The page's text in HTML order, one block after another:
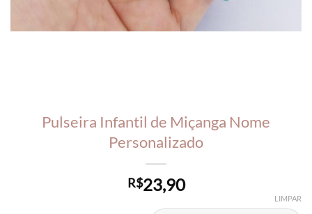
Pulseira Infantil de Miçanga Nome
Personalizado
R$23,90
LIMPAR